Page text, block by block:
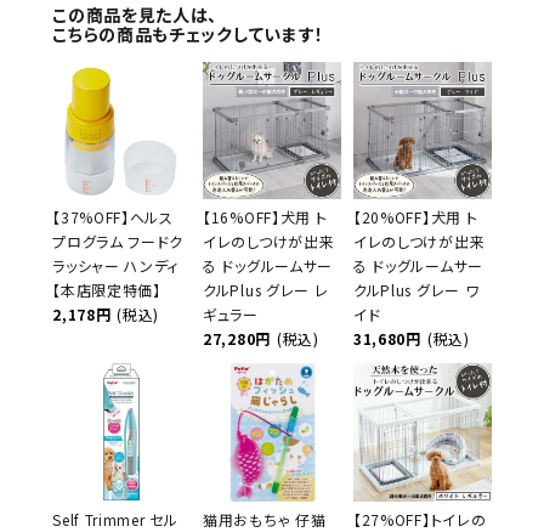
この商品を見た人は、
こちらの商品もチェックしています！
【37%OFF】ヘルス
プログラム フードク
ラッシャー ハンディ
【本店限定特価】
2,178円 (税込)
【16%OFF】犬用 ト
イレのしつけが出来
る ドッグルームサー
クルPlus グレー レ
ギュラー
27,280円 (税込)
【20%OFF】犬用 ト
イレのしつけが出来
る ドッグルームサー
クルPlus グレー ワ
イド
31,680円 (税込)
Self Trimmer セル
猫用おもちゃ 仔猫
【27%OFF】トイレの